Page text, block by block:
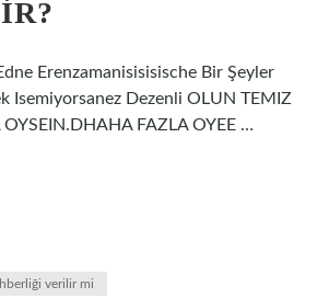
Erenzamanisisisische Bir Şeyler
Isemiyorsanez Dezenli OLUN TEMIZ
FAZLA OYEE …
verilir mi